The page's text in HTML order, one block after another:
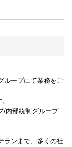
ループにて業務をご
/内部統制グループ
ランまで、多くの社